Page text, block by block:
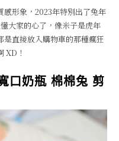
形象，2023年特別出了兔年
大家的心了，像米子是虎年
直接放入購物車的那種瘋狂
XD！
口奶瓶 棉棉兔 剪